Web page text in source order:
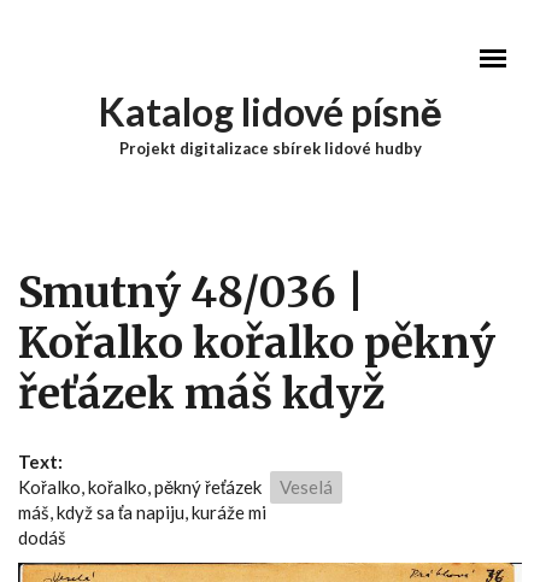
Katalog lidové písně
Projekt digitalizace sbírek lidové hudby
Smutný 48/036 |
Kořalko kořalko pěkný
řeťázek máš když
Text:
Kořalko, kořalko, pěkný řeťázek
máš, když sa ťa napiju, kuráže mi
dodáš
Veselá